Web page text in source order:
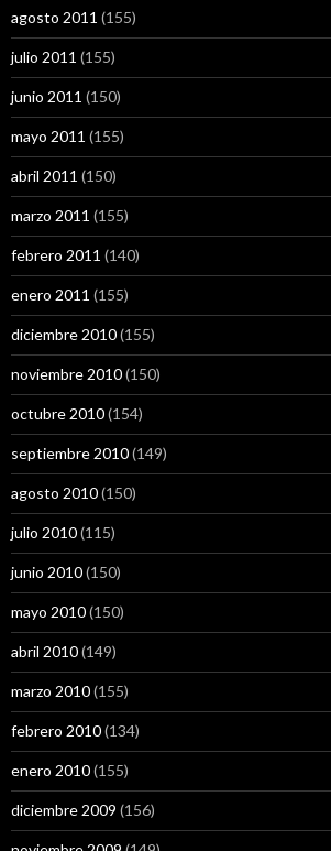
agosto 2011 (155)
julio 2011 (155)
junio 2011 (150)
mayo 2011 (155)
abril 2011 (150)
marzo 2011 (155)
febrero 2011 (140)
enero 2011 (155)
diciembre 2010(155)
noviembre 2010(150)
octubre 2010(154)
septiembre 2010(149)
agosto 2010(150)
julio 2010(115)
junio 2010(150)
mayo 2010(150)
abril 2010(149)
marzo 2010(155)
febrero 2010(134)
enero 2010(155)
diciembre 2009 (156)